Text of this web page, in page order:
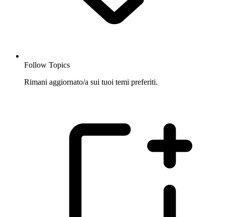
Follow Topics
Rimani aggiornato/a sui tuoi temi preferiti.